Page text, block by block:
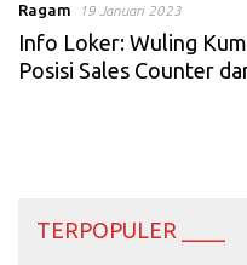
Ragam 19 Januari 2023
Info Loker: Wuling
Posisi Sales Counter
TERPOPULER ____